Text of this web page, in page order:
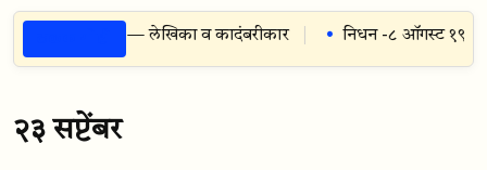
— सुमती क्षेत्रमाडे — लेखिका व कादंबरीकार निधन -८ ऑगस्ट १९९६
२३ सप्टेंबर